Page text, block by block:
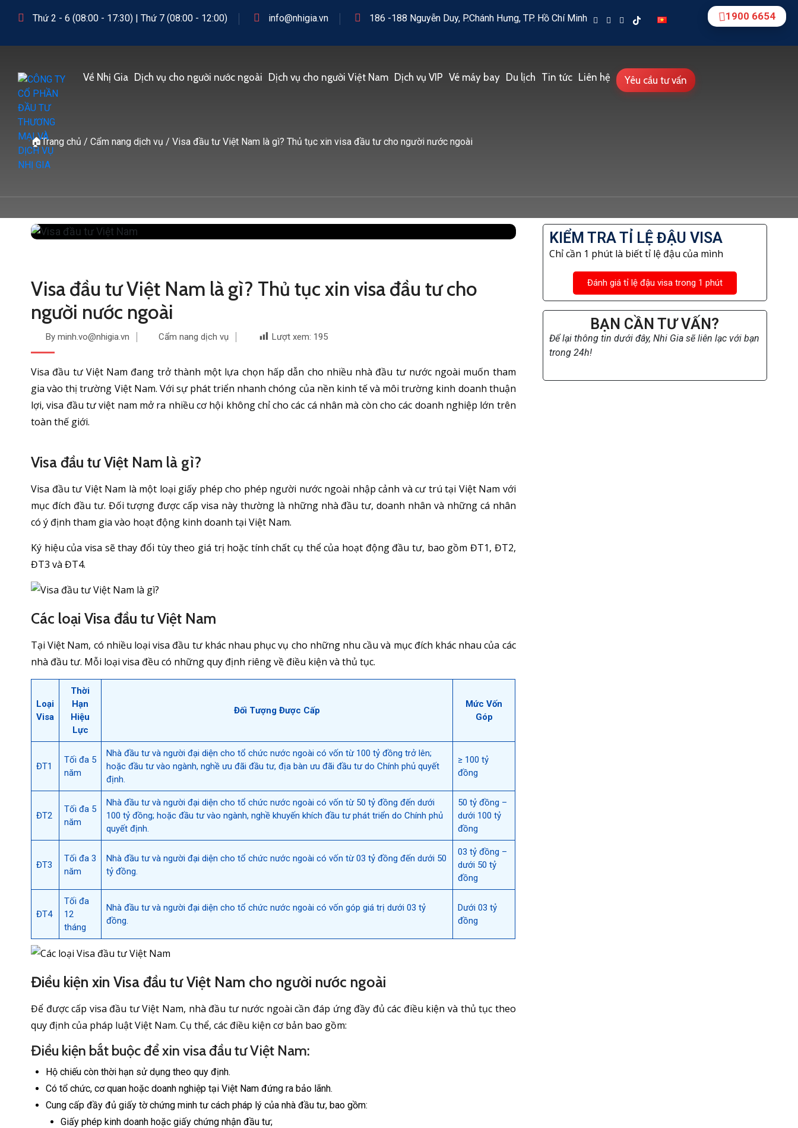
Thứ 2 - 6 (08:00 - 17:30) | Thứ 7 (08:00 - 12:00) info@nhigia.vn 186 -188 Nguyễn Duy, P.Chánh Hưng, TP. Hồ Chí Minh
Về Nhị Gia Dịch vụ cho người nước ngoài Dịch vụ cho người Việt Nam Dịch vụ VIP Vé máy bay Du lịch Tin tức Liên hệ Yêu cầu tư vấn
🏠Trang chủ / Cẩm nang dịch vụ / Visa đầu tư Việt Nam là gì? Thủ tục xin visa đầu tư cho người nước ngoài
Visa đầu tư Việt Nam là gì? Thủ tục xin visa đầu tư cho
người nước ngoài
By minh.vo@nhigia.vn Cẩm nang dịch vụ Lượt xem: 195
Visa đầu tư Việt Nam đang trở thành một lựa chọn hấp dẫn cho nhiều nhà đầu tư nước ngoài muốn tham
gia vào thị trường Việt Nam. Với sự phát triển nhanh chóng của nền kinh tế và môi trường kinh doanh thuận
lợi, visa đầu tư việt nam mở ra nhiều cơ hội không chỉ cho các cá nhân mà còn cho các doanh nghiệp lớn trên
toàn thế giới.
Visa đầu tư Việt Nam là gì?
Visa đầu tư Việt Nam là một loại giấy phép cho phép người nước ngoài nhập cảnh và cư trú tại Việt Nam với
mục đích đầu tư. Đối tượng được cấp visa này thường là những nhà đầu tư, doanh nhân và những cá nhân
có ý định tham gia vào hoạt động kinh doanh tại Việt Nam.
Ký hiệu của visa sẽ thay đổi tùy theo giá trị hoặc tính chất cụ thể của hoạt động đầu tư, bao gồm ĐT1, ĐT2,
ĐT3 và ĐT4.
Các loại Visa đầu tư Việt Nam
Tại Việt Nam, có nhiều loại visa đầu tư khác nhau phục vụ cho những nhu cầu và mục đích khác nhau của các
nhà đầu tư. Mỗi loại visa đều có những quy định riêng về điều kiện và thủ tục.
Loại
Visa
Thời
Hạn
Hiệu
Lực
Đối Tượng Được Cấp
Mức Vốn
Góp
ĐT1
Tối đa 5
năm
Nhà đầu tư và người đại diện cho tổ chức nước ngoài có vốn từ 100 tỷ đồng trở lên;
hoặc đầu tư vào ngành, nghề ưu đãi đầu tư, địa bàn ưu đãi đầu tư do Chính phủ quyết
định.
≥ 100 tỷ
đồng
ĐT2
Tối đa 5
năm
Nhà đầu tư và người đại diện cho tổ chức nước ngoài có vốn từ 50 tỷ đồng đến dưới
100 tỷ đồng; hoặc đầu tư vào ngành, nghề khuyến khích đầu tư phát triển do Chính phủ
quyết định.
50 tỷ đồng –
dưới 100 tỷ
đồng
ĐT3
Tối đa 3
năm
Nhà đầu tư và người đại diện cho tổ chức nước ngoài có vốn từ 03 tỷ đồng đến dưới 50
tỷ đồng.
03 tỷ đồng –
dưới 50 tỷ
đồng
ĐT4
Tối đa
12
tháng
Nhà đầu tư và người đại diện cho tổ chức nước ngoài có vốn góp giá trị dưới 03 tỷ
đồng.
Dưới 03 tỷ
đồng
Điều kiện xin Visa đầu tư Việt Nam cho người nước ngoài
Để được cấp visa đầu tư Việt Nam, nhà đầu tư nước ngoài cần đáp ứng đầy đủ các điều kiện và thủ tục theo
quy định của pháp luật Việt Nam. Cụ thể, các điều kiện cơ bản bao gồm:
Điều kiện bắt buộc để xin visa đầu tư Việt Nam:
Hộ chiếu còn thời hạn sử dụng theo quy định.
Có tổ chức, cơ quan hoặc doanh nghiệp tại Việt Nam đứng ra bảo lãnh.
Cung cấp đầy đủ giấy tờ chứng minh tư cách pháp lý của nhà đầu tư, bao gồm:
Giấy phép kinh doanh hoặc giấy chứng nhận đầu tư;
KIỂM TRA TỈ LỆ ĐẬU VISA
Chỉ cần 1 phút là biết tỉ lệ đậu của mình
Đánh giá tỉ lệ đậu visa trong 1 phút
BẠN CẦN TƯ VẤN?
Để lại thông tin dưới đây, Nhi Gia sẽ liên lạc với bạn
trong 24h!
1900 6654